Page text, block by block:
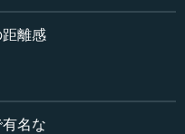
のなのか、「これはス
があるはずだ」と思う
ょうか。
離感
名な